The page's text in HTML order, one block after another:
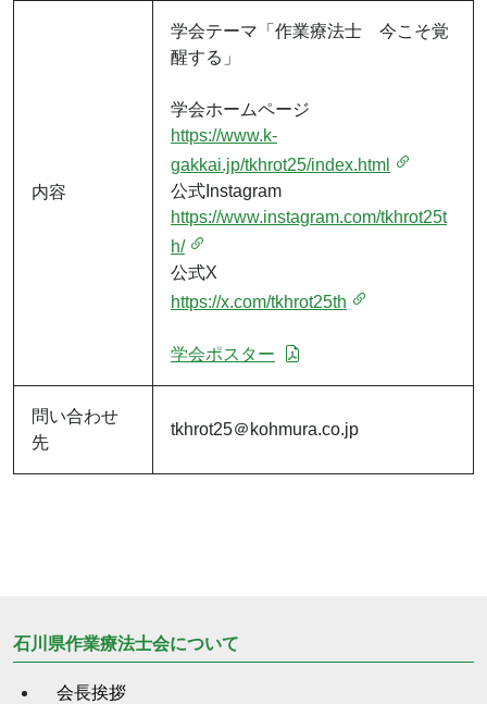
内容
学会テーマ「作業療法士 今こそ覚
醒する」
学会ホームページ
https://www.k-
gakkai.jp/tkhrot25/index.html
公式Instagram
https://www.instagram.com/tkhrot25t
h/
公式X
https://x.com/tkhrot25th
学会ポスター
問い合わせ
先
tkhrot25＠kohmura.co.jp
石川県作業療法士会について
会長挨拶